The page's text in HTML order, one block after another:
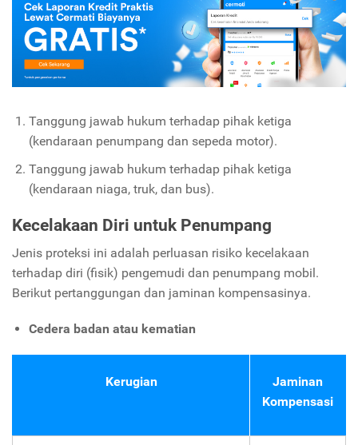
Tanggung jawab hukum terhadap pihak ketiga
(kendaraan penumpang dan sepeda motor).
Tanggung jawab hukum terhadap pihak ketiga
(kendaraan niaga, truk, dan bus).
Kecelakaan Diri untuk Penumpang
Jenis proteksi ini adalah perluasan risiko kecelakaan
terhadap diri (fisik) pengemudi dan penumpang mobil.
Berikut pertanggungan dan jaminan kompensasinya.
Cedera badan atau kematian
Kerugian
Jaminan
Kompensasi